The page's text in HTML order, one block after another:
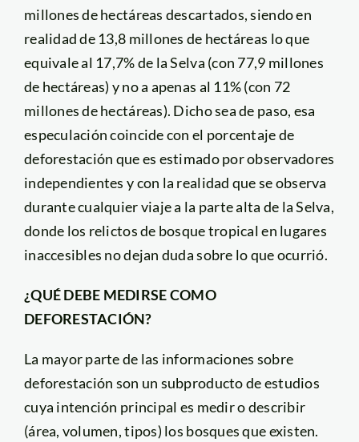
millones de hectáreas descartados, siendo en
realidad de 13,8 millones de hectáreas lo que
equivale al 17,7% de la Selva (con 77,9 millones
de hectáreas) y no a apenas al 11% (con 72
millones de hectáreas). Dicho sea de paso, esa
especulación coincide con el porcentaje de
deforestación que es estimado por observadores
independientes y con la realidad que se observa
durante cualquier viaje a la parte alta de la Selva,
donde los relictos de bosque tropical en lugares
inaccesibles no dejan duda sobre lo que ocurrió.
¿QUÉ DEBE MEDIRSE COMO
DEFORESTACIÓN?
La mayor parte de las informaciones sobre
deforestación son un subproducto de estudios
cuya intención principal es medir o describir
(área, volumen, tipos) los bosques que existen.